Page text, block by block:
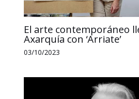
El arte contemporáneo
Axarquía con ‘Arriate’
03/10/2023